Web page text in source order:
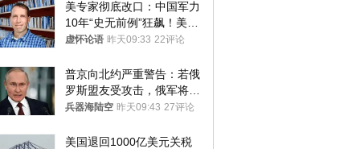
美专家彻底改口：中国军力
10年“史无前例”狂飙！美军
真慌了
虚怀论语 昨天09:33 22评论
普京向北约严重警告：若俄
罗斯盟友受攻击，俄军将动
用核武器保护
兵器海陆空 昨天09:43 27评论
美国退回1000亿美元关税